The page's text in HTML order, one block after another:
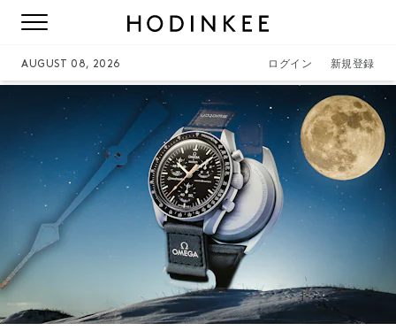
AUGUST 08, 2026 ログイン 新規登録